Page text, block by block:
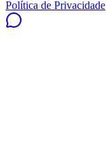
Política de Privacidade